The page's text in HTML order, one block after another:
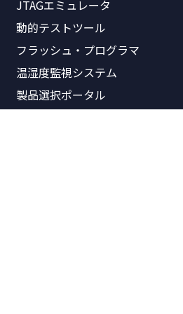
JTAGエミュレータ
動的テストツール
フラッシュ・プログラマ
温湿度監視システム
製品選択ポータル